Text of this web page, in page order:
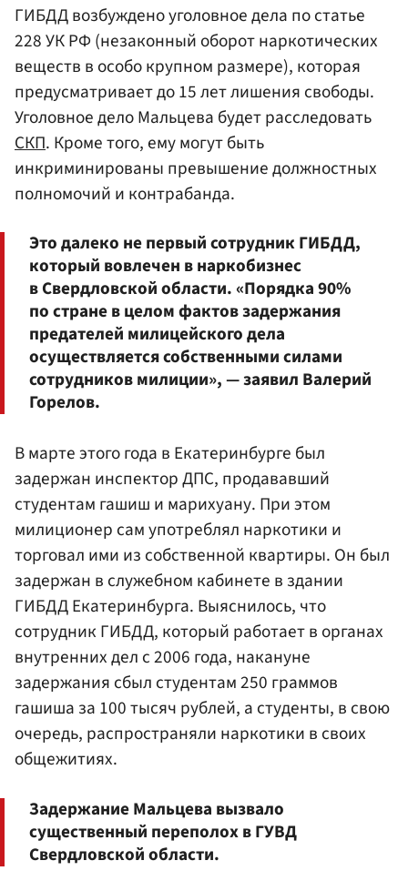
ГИБДД возбуждено уголовное дела по статье
228 УК РФ (незаконный оборот наркотических
веществ в особо крупном размере), которая
предусматривает до 15 лет лишения свободы.
Уголовное дело Мальцева будет расследовать
СКП. Кроме того, ему могут быть
инкриминированы превышение должностных
полномочий и контрабанда.
Это далеко не первый сотрудник ГИБДД,
который вовлечен в наркобизнес
в Свердловской области. «Порядка 90%
по стране в целом фактов задержания
предателей милицейского дела
осуществляется собственными силами
сотрудников милиции», — заявил Валерий
Горелов.
В марте этого года в Екатеринбурге был
задержан инспектор ДПС, продававший
студентам гашиш и марихуану. При этом
милиционер сам употреблял наркотики и
торговал ими из собственной квартиры. Он был
задержан в служебном кабинете в здании
ГИБДД Екатеринбурга. Выяснилось, что
сотрудник ГИБДД, который работает в органах
внутренних дел с 2006 года, накануне
задержания сбыл студентам 250 граммов
гашиша за 100 тысяч рублей, а студенты, в свою
очередь, распространяли наркотики в своих
общежитиях.
Задержание Мальцева вызвало
существенный переполох в ГУВД
Свердловской области.